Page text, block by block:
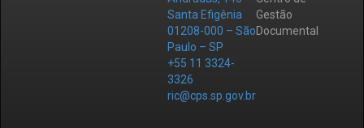
Santa Efigênia
01208-000 – São
Paulo – SP
+55 11 3324-
3326
ric@cps.sp.gov.br
Gestão
Documental